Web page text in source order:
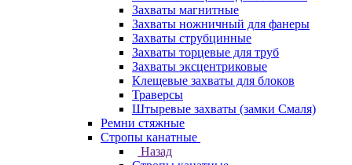
Захваты магнитные
Захваты ножничный для фанеры
Захваты струбцинные
Захваты торцевые для труб
Захваты эксцентриковые
Клещевые захваты для блоков
Траверсы
Штыревые захваты (замки Смаля)
Ремни стяжные
Стропы канатные
Назад